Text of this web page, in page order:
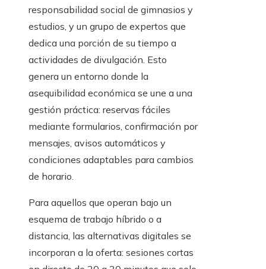
responsabilidad social de gimnasios y
estudios, y un grupo de expertos que
dedica una porción de su tiempo a
actividades de divulgación. Esto
genera un entorno donde la
asequibilidad económica se une a una
gestión práctica: reservas fáciles
mediante formularios, confirmación por
mensajes, avisos automáticos y
condiciones adaptables para cambios
de horario.
Para aquellos que operan bajo un
esquema de trabajo híbrido o a
distancia, las alternativas digitales se
incorporan a la oferta: sesiones cortas